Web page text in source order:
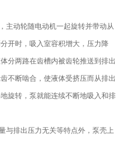
主动轮随电动机一起旋转并带动从
开时，吸入室容积增大，压力降
分两路在齿槽内被齿轮推送到排出
不断啮合，使液体受挤压而从排出
旋转，泵就能连续不断地吸入和排
与排出压力无关等特点外，泵壳上